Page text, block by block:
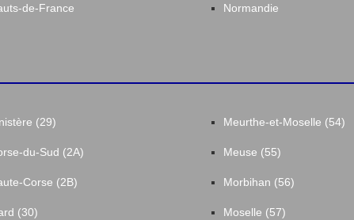
de-France Normandie
(29)
du-Sud (2A)
Corse (2B)
(30)
Meurthe-et-Moselle (54)
Meuse (55)
Morbihan (56)
Moselle (57)